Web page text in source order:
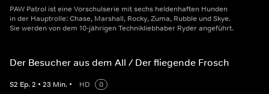
PAW Patrol ist eine Vorschulserie mit sechs heldenhaften Hunden
in der Hauptrolle: Chase, Marshall, Rocky, Zuma, Rubble und Skye.
Sie werden von dem 10-jährigen Technikliebhaber Ryder angeführt.
Der Besucher aus dem All / Der fliegende Frosch
S2 Ep.2 • 23 Min. • HD
0